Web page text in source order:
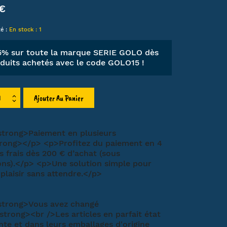
: En stock : 1
sur toute la marque SERIE GOLO dès
achetés avec le code GOLO15!
Ajouter Au Panier